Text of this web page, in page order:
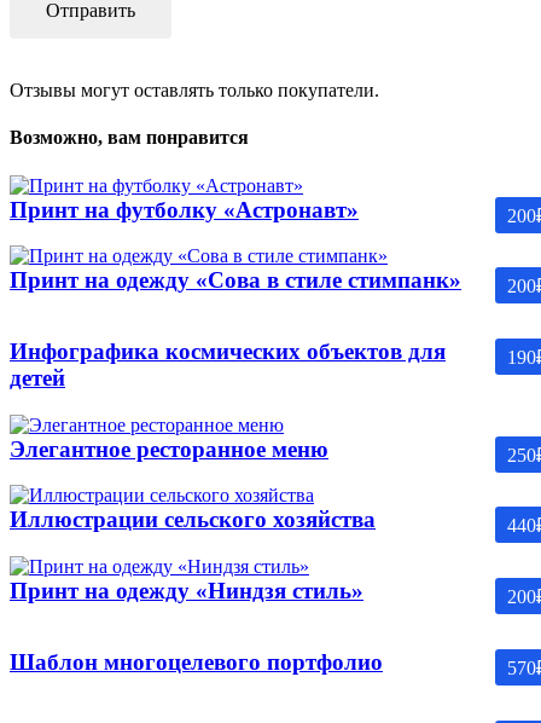
Отзывы могут оставлять только покупатели.
Возможно, вам понравится
200
Принт на футболку «Астронавт»
200
Принт на одежду «Сова в стиле стимпанк»
190
Инфографика космических объектов для
детей
250
Элегантное ресторанное меню
440
Иллюстрации сельского хозяйства
200
Принт на одежду «Ниндзя стиль»
570
Шаблон многоцелевого портфолио